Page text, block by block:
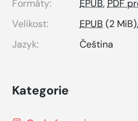
Formáty:
EPUB, PDF
Velikost:
EPUB (2 MiB),
Jazyk:
Čeština
Kategorie